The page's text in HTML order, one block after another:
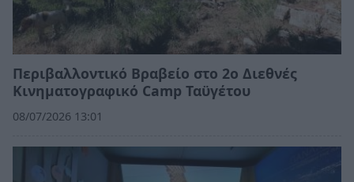
Περιβαλλοντικό Βραβείο στο 2ο Διεθνές
Κινηματογραφικό Camp Ταϋγέτου
08/07/2026 13:01